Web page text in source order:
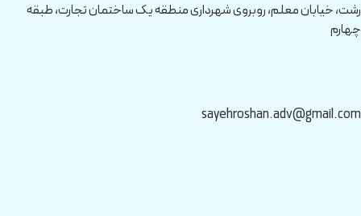
رشت، خیابان معلم، روبروی شهرداری منطقه یک ساختمان تجارت، طبقه
چهارم
sayehroshan.adv@gmail.com